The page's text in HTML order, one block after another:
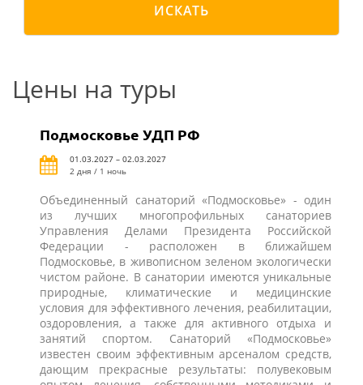
ИСКАТЬ
Цены на туры
Подмосковье УДП РФ
01.03.2027 – 02.03.2027
2 дня / 1 ночь
Объединенный санаторий «Подмосковье» - один
из лучших многопрофильных санаториев
Управления Делами Президента Российской
Федерации - расположен в ближайшем
Подмосковье, в живописном зеленом экологически
чистом районе. В санатории имеются уникальные
природные, климатические и медицинские
условия для эффективного лечения, реабилитации,
оздоровления, а также для активного отдыха и
занятий спортом. Санаторий «Подмосковье»
известен своим эффективным арсеналом средств,
дающим прекрасные результаты: полувековым